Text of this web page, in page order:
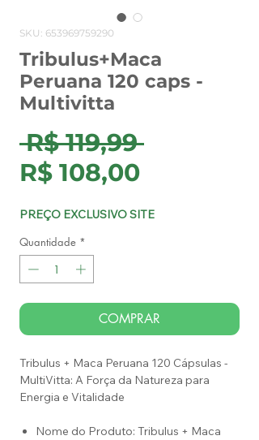
SKU: 653969759290
Tribulus+Maca
Peruana 120 caps -
Multivitta
R$ 119,99 Preço
R$ 108,00Preço
PREÇO EXCLUSIVO SITE
Quantidade *
COMPRAR
Tribulus + Maca Peruana 120 Cápsulas -
MultiVitta: A Força da Natureza para
Energia e Vitalidade
Nome do Produto: Tribulus + Maca